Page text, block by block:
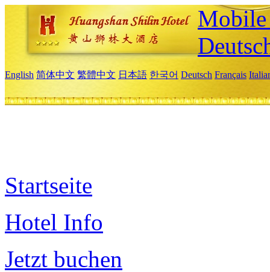
English 简体中文 繁體中文 日本語 한국어 Deutsch Français
Startseite
Hotel Info
Jetzt buchen